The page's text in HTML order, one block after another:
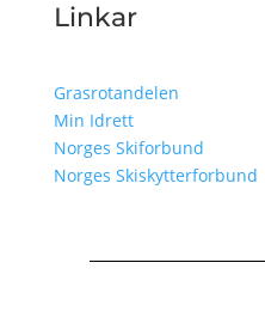
Linkar
Grasrotandelen
Min Idrett
Norges Skiforbund
Norges Skiskytterforbund